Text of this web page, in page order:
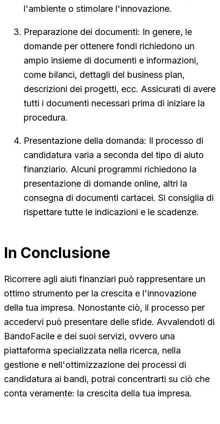
l'ambiente o stimolare l'innovazione.
Preparazione dei documenti: In genere, le
domande per ottenere fondi richiedono un
ampio insieme di documenti e informazioni,
come bilanci, dettagli del business plan,
descrizioni dei progetti, ecc. Assicurati di avere
tutti i documenti necessari prima di iniziare la
procedura.
Presentazione della domanda: Il processo di
candidatura varia a seconda del tipo di aiuto
finanziario. Alcuni programmi richiedono la
presentazione di domande online, altri la
consegna di documenti cartacei. Si consiglia di
rispettare tutte le indicazioni e le scadenze.
In Conclusione
Ricorrere agli aiuti finanziari può rappresentare un
ottimo strumento per la crescita e l'innovazione
della tua impresa. Nonostante ciò, il processo per
accedervi può presentare delle sfide. Avvalendoti di
BandoFacile e dei suoi servizi, ovvero una
piattaforma specializzata nella ricerca, nella
gestione e nell'ottimizzazione dei processi di
candidatura ai bandi, potrai concentrarti su ciò che
conta veramente: la crescita della tua impresa.